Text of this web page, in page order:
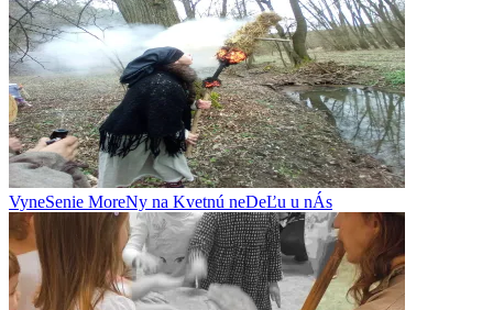
VyneSenie MoreNy na Kvetnú neDeĽu u nÁs